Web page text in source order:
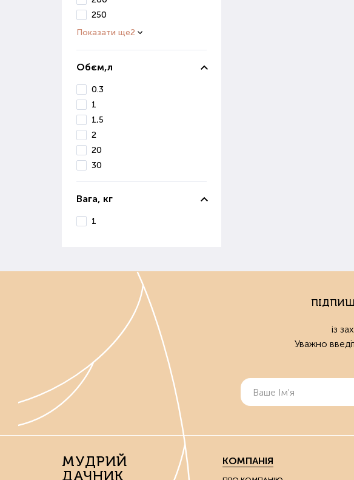
250
Показати ще2
Обєм,л
0.3
1
1,5
2
20
30
Вага, кг
1
Коли потрібно
Осінь та Рання весна
снігу або відразу після
Ділянки, на яких
Якщо підживити землю
Де купити добрива
Магазин здорового
ґрунту та рослинам. У
Вони покращать
Якщо ви живете у
із
Уважно
МУДРИЙ
ДАЧНИК
КОМПАНІЯ